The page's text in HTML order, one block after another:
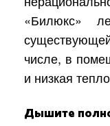
«Билюкс»
числе, в
и низкая
Дышите